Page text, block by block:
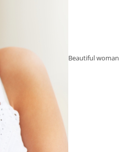
Beautiful woman